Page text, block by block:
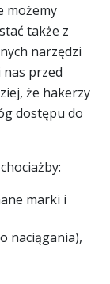
możemy
także z
narzędzi
przed
że hakerzy
dostępu do
marki i
naciągania),